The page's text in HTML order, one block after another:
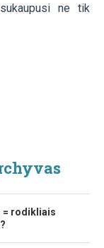
ne tik
= rodikliais